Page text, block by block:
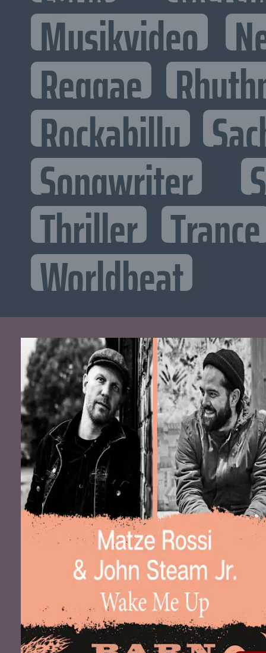
Musikvideo
Reggae
Rockabilly
Songwriter
Thriller Trance
Worldbeat